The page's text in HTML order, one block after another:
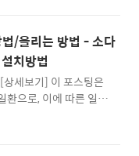
에하임히터 -권장물
(2) 150W 에하임
셋팅 방법에 대해 알
# 제바오(JEBAO) 도
에서 엔터를 누르시고
눌러주세요. 커서가
있다면 화살표를 움직
제바오(JEBAO) 도징
/올리는 방법 - 소다
치방법
세보기] 이 포스팅은
환으로, 이에 따른 일정
다. 안녕하세요 민곰